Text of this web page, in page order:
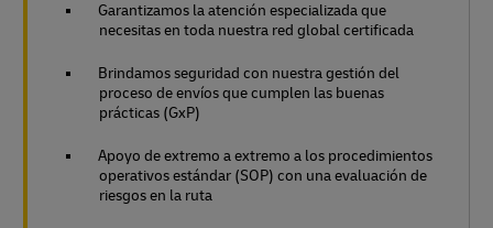
Garantizamos la atención especializada que
necesitas en toda nuestra red global certificada
Brindamos seguridad con nuestra gestión del
proceso de envíos que cumplen las buenas
prácticas (GxP)
Apoyo de extremo a extremo a los procedimientos
operativos estándar (SOP) con una evaluación de
riesgos en la ruta